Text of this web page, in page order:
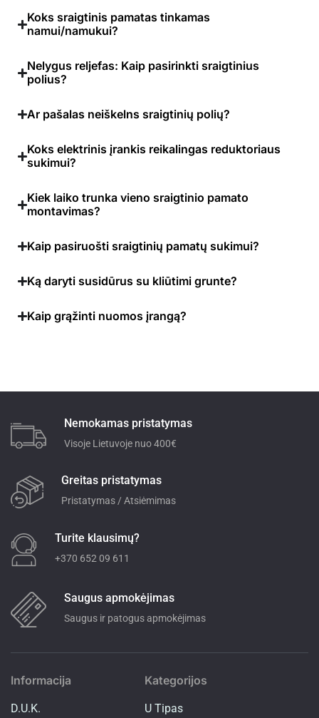
Koks sraigtinis pamatas tinkamas
namui/namukui?
Nelygus reljefas: Kaip pasirinkti sraigtinius
polius?
Ar pašalas neiškelns sraigtinių polių?
Koks elektrinis įrankis reikalingas reduktoriaus
sukimui?
Kiek laiko trunka vieno sraigtinio pamato
montavimas?
Kaip pasiruošti sraigtinių pamatų sukimui?
Ką daryti susidūrus su kliūtimi grunte?
Kaip grąžinti nuomos įrangą?
Nemokamas pristatymas
Visoje Lietuvoje nuo 400€
Greitas pristatymas
Pristatymas / Atsiėmimas
Turite klausimų?
+370 652 09 611
Saugus apmokėjimas
Saugus ir patogus apmokėjimas
Informacija
D.U.K.
Kategorijos
U Tipas